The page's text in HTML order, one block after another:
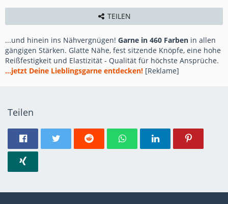
TEILEN
...und hinein ins Nähvergnügen! Garne in 460 Farben in allen
gängigen Stärken. Glatte Nähe, fest sitzende Knöpfe, eine hohe
Reißfestigkeit und Elastizität - Qualität für höchste Ansprüche.
...jetzt Deine Lieblingsgarne entdecken! [Reklame]
Teilen